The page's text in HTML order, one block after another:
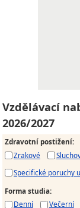
Vzdělávací
2026/2027
Zdravotní postižení:
Zrakové
Specifické poruchy
Forma studia:
Denní
Večerní